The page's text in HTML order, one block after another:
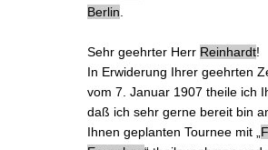
Berlin
Sehr geehrter Herr Reinhardt!
In Erwiderung Ihrer geehrten
vom 7. Januar 1907 theile ich
daß ich sehr gerne bereit bin
Ihnen geplantenTournee mit „